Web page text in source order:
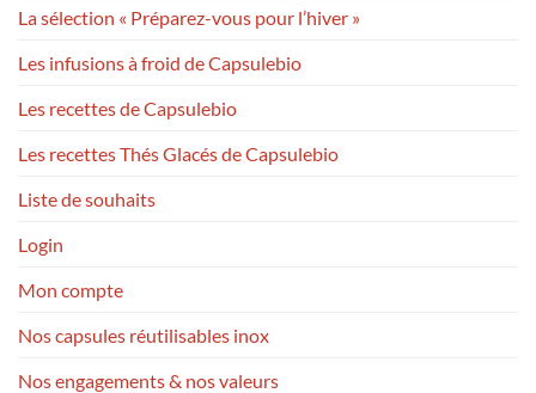
La sélection « Préparez-vous pour l’hiver »
Les infusions à froid de Capsulebio
Les recettes de Capsulebio
Les recettes Thés Glacés de Capsulebio
Liste de souhaits
Login
Mon compte
Nos capsules réutilisables inox
Nos engagements & nos valeurs